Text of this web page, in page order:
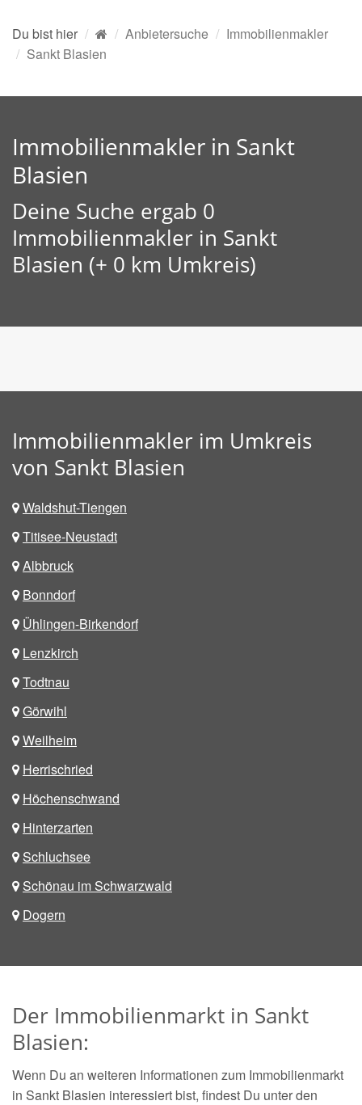
Du bist hier Anbietersuche
Immobilienmakler
Sankt Blasien
Immobilienmakler in Sankt
Blasien
Deine Suche ergab 0
Immobilienmakler in Sankt
Blasien (+ 0 km Umkreis)
Immobilienmakler im Umkreis
von Sankt Blasien
Waldshut-Tiengen
Titisee-Neustadt
Albbruck
Bonndorf
Ühlingen-Birkendorf
Lenzkirch
Todtnau
Görwihl
Weilheim
Herrischried
Höchenschwand
Hinterzarten
Schluchsee
Schönau im Schwarzwald
Dogern
Der Immobilienmarkt in Sankt
Blasien:
Wenn Du an weiteren Informationen zum Immobilienmarkt
in Sankt Blasien interessiert bist, findest Du unter den